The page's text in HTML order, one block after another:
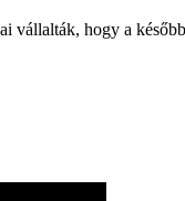
vállalták, hogy a